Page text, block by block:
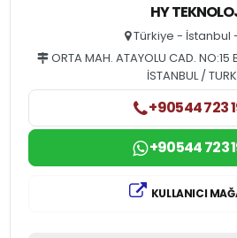
HY
Türkiye - İstanbul
ORTA MAH. ATAYOLU CAD. NO:15
İSTANBUL /
+90544 723
+90544 723
KULLANICI